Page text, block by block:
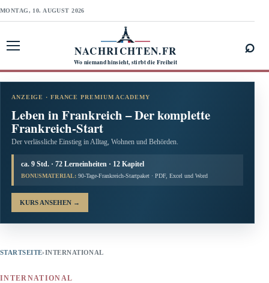
MONTAG, 10. AUGUST 2026
NACHRICHTEN.FR
Wo niemand hinsieht, stirbt die Freiheit
⌕
ANZEIGE · FRANCE PREMIUM ACADEMY
Leben in Frankreich – Der komplette
Frankreich-Start
Der verlässliche Einstieg in Alltag, Wohnen und Behörden.
ca. 9 Std. · 72 Lerneinheiten · 12 Kapitel
BONUSMATERIAL: 90-Tage-Frankreich-Startpaket · PDF, Excel und Word
KURS ANSEHEN →
STARTSEITE›INTERNATIONAL
INTERNATIONAL